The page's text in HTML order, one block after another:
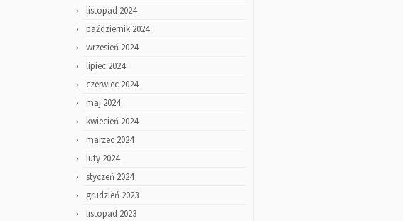
listopad 2024
październik 2024
wrzesień 2024
lipiec 2024
czerwiec 2024
maj 2024
kwiecień 2024
marzec 2024
luty 2024
styczeń 2024
grudzień 2023
listopad 2023